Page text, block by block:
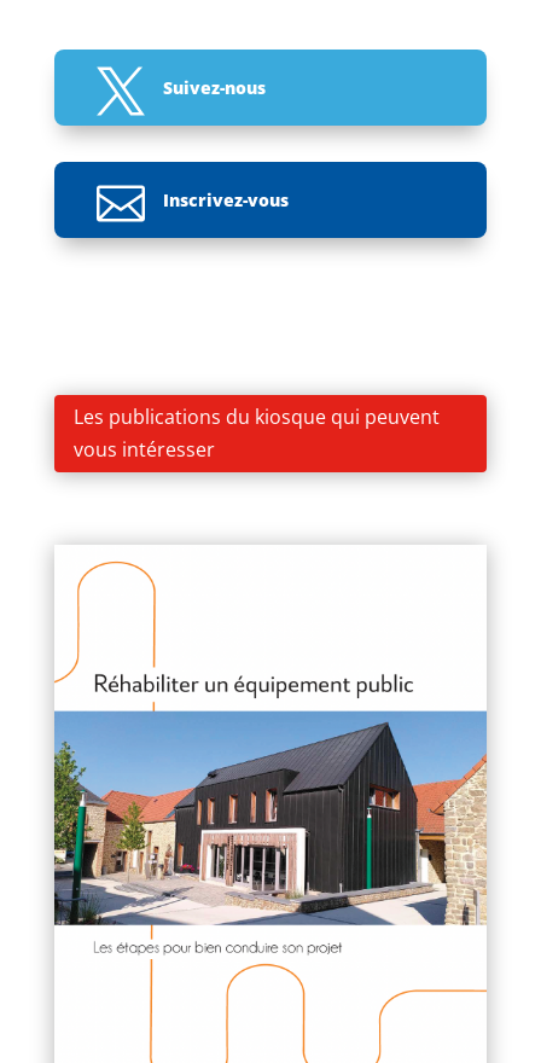
 Suivez-nous
 Inscrivez-vous
Les publications du kiosque qui peuvent
vous intéresser